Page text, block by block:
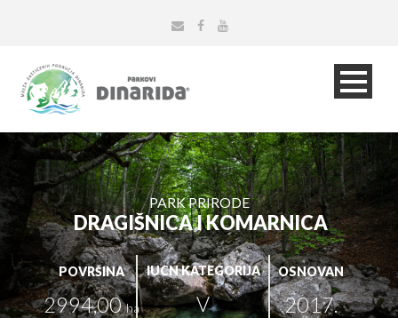
IUCN KATEGORIJA
POVRŠINA
2994,00ha V 2017.
OSNOVAN
DRAGIŠNICA I KOMARNICA
PARK PRIRODE